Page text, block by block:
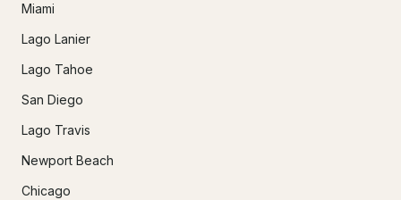
Miami
Lago Lanier
Lago Tahoe
San Diego
Lago Travis
Newport Beach
Chicago